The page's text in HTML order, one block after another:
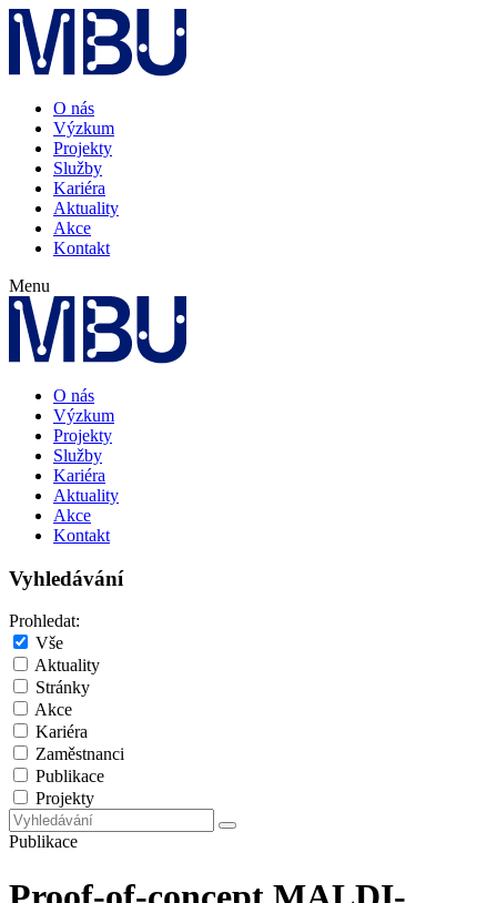
O nás
Výzkum
Projekty
Služby
Kariéra
Aktuality
Akce
Kontakt
Menu
O nás
Výzkum
Projekty
Služby
Kariéra
Aktuality
Akce
Kontakt
Vyhledávání
Prohledat:
Vše
Aktuality
Stránky
Akce
Kariéra
Zaměstnanci
Publikace
Projekty
Publikace